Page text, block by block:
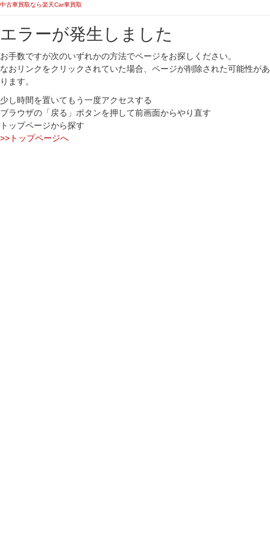
中古車買取なら楽天Car車買取
エラーが発生しました
お手数ですが次のいずれかの方法でページをお探しください。
なおリンクをクリックされていた場合、ページが削除された可能性があ
ります。
少し時間を置いてもう一度アクセスする
ブラウザの「戻る」ボタンを押して前画面からやり直す
トップページから探す
>>トップページへ